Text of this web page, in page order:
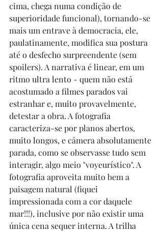
cima, chega numa condição de
superioridade funcional), tornando-se
mais um entrave à democracia, ele,
paulatinamente, modifica sua postura
até o desfecho surpreendente (sem
spoilers). A narrativa é linear, em um
ritmo ultra lento - quem não está
acostumado a filmes parados vai
estranhar e, muito provavelmente,
detestar a obra. A fotografia
caracteriza-se por planos abertos,
muito longos, e câmera absolutamente
parada, como se observasse tudo sem
interagir, algo meio "voyeurístico". A
fotografia aproveita muito bem a
paisagem natural (fiquei
impressionada com a cor daquele
mar!!!), inclusive por não existir uma
única cena sequer interna. A trilha